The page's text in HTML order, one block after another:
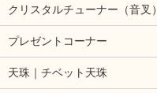
クリスタルチューナー（音叉）
プレゼントコーナー
天珠｜チベット天珠